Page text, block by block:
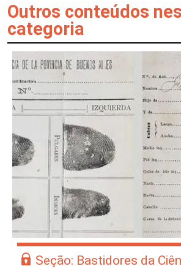
Outros conteúdos
categoria
Seção: Bastidores da